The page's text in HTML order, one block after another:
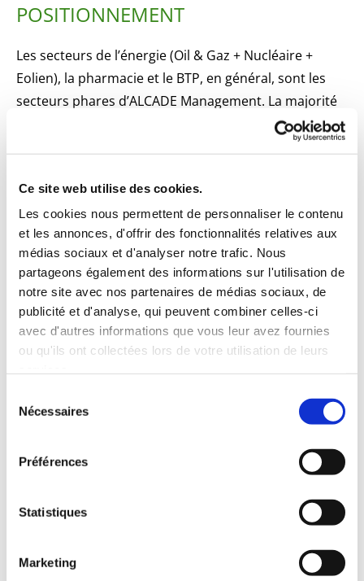
Ce site web utilise des cookies.
Les cookies nous permettent de personnaliser le contenu
et les annonces, d'offrir des fonctionnalités relatives aux
médias sociaux et d'analyser notre trafic. Nous
partageons également des informations sur l'utilisation de
notre site avec nos partenaires de médias sociaux, de
publicité et d'analyse, qui peuvent combiner celles-ci
avec d'autres informations que vous leur avez fournies
ou qu'ils ont collectées lors de votre utilisation de leurs
Nécessaires
Préférences
Statistiques
Marketing
POSITIONNEMENT
Les secteurs de l’énergie (Oil & Gaz + Nucléaire +
Eolien), la pharmacie et le BTP, en général, sont les
secteurs phares d’ALCADE Management. La majorité
conseil et des propositions techniques, tant
personnelles que provenant de partenaires éditeurs
de logiciels et d’étude.
Nous avons l’ambition de devenir un acteur majeur
dans le management de projets d’envergure et dans
l’accompagnement au déploiement de solutions de
Pilotage de la Performance.
Nous proposons, somme toute, du conseil, des
compétences et du savoir-faire.
ÉVOLUTION
a été créée en 2006 par B.
Louvigny. De par la vision de son dirigeant et par
augmenté ses effectifs ainsi que le nombre de ses